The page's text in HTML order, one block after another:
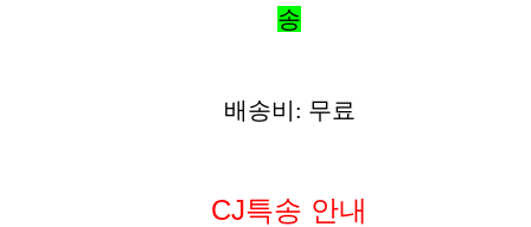
송
배송비: 무료
CJ특송 안내